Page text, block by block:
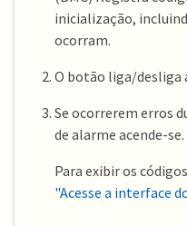
inicialização,
ocorram.
O botão liga/desliga
Se ocorrerem erros
de alarme acende-se.
Para exibir os
"Acesse a interface